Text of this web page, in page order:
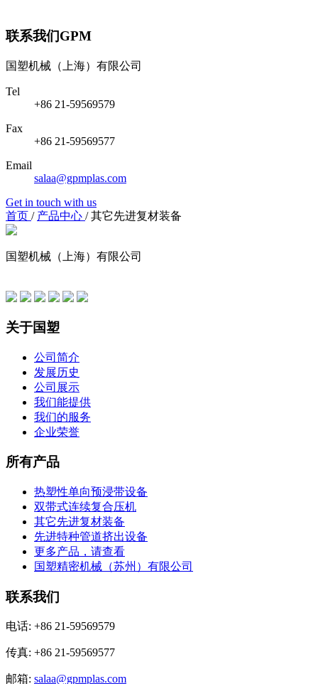
联系我们GPM
国塑机械（上海）有限公司
Tel
+86 21-59569579
Fax
+86 21-59569577
Email
salaa@gpmplas.com
Get in touch with us
首页 / 产品中心 /其它先进复材装备
国塑机械（上海）有限公司
关于国塑
公司简介
发展历史
公司展示
我们能提供
我们的服务
企业荣誉
所有产品
热塑性单向预浸带设备
双带式连续复合压机
其它先进复材装备
先进特种管道挤出设备
更多产品，请查看
国塑精密机械（苏州）有限公司
联系我们
电话: +86 21-59569579
传真: +86 21-59569577
邮箱: salaa@gpmplas.com